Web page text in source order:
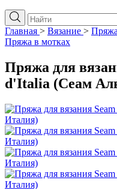
Главная > Вязание >
Пряжа в мотках
Пряжа для
d'Italia (Сеам